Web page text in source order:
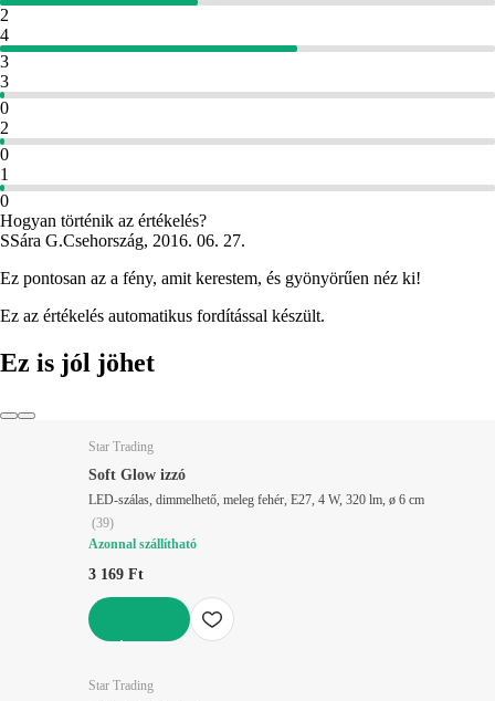
2
4
3
3
0
2
0
1
0
Hogyan történik az értékelés?
SSára G.Csehország, 2016. 06. 27.
Ez pontosan az a fény, amit kerestem, és gyönyörűen néz ki!
Ez az értékelés automatikus fordítással készült.
Ez is jól jöhet
Star Trading
Soft Glow izzó
LED-szálas, dimmelhető, meleg fehér, E27, 4 W, 320 lm, ø 6 cm
(39)
Azonnal szállítható
3 169 Ft
Star Trading